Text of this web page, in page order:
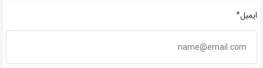
ایمیل*